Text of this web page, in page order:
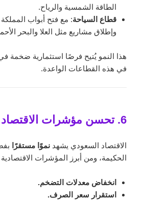
الطاقة الشمسية والرياح.
قطاع السياحة: مع فتح أبواب المملكة
وإطلاق مشاريع مثل العلا والبحر
هذا النمو يُتيح فرصًا استثمارية ضخمة
في هذه القطاعات الواعدة.
6. تحسن مؤشرات الاقتصاد الكلي
الاقتصاد السعودي يشهدنموًا مستقرًا
الحكيمة، ومن أبرز المؤشرات الاقتصادية
انخفاض معدلات التضخم.
استقرار سعر الصرف.